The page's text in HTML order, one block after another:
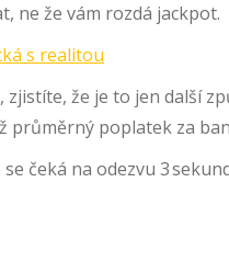
ne že vám rozdá jackpot.
s realitou
že je to jen další
průměrný poplatek za
čeká na odezvu 3